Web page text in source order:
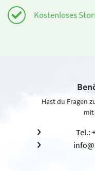
Kostenloses
Hast du Fragen
mit
Tel.: